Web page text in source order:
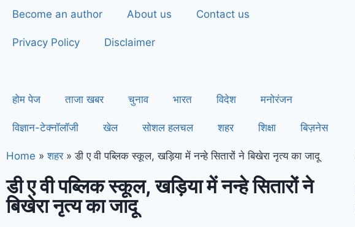
Become an author About us Contact us
Privacy Policy Disclaimer
होम पेज ताजा खबर चुनाव भारत विदेश मनोरंजन
विज्ञान-टेक्नॉलॉजी खेल सोशल हलचल शहर शिक्षा बिज़नेस
Home » शहर » डी ए वी पब्लिक स्कूल, खड़िया में नन्हे सितारों ने बिखेरा नृत्य का जादू
डी ए वी पब्लिक स्कूल, खड़िया में नन्हे सितारों ने
बिखेरा नृत्य का जादू